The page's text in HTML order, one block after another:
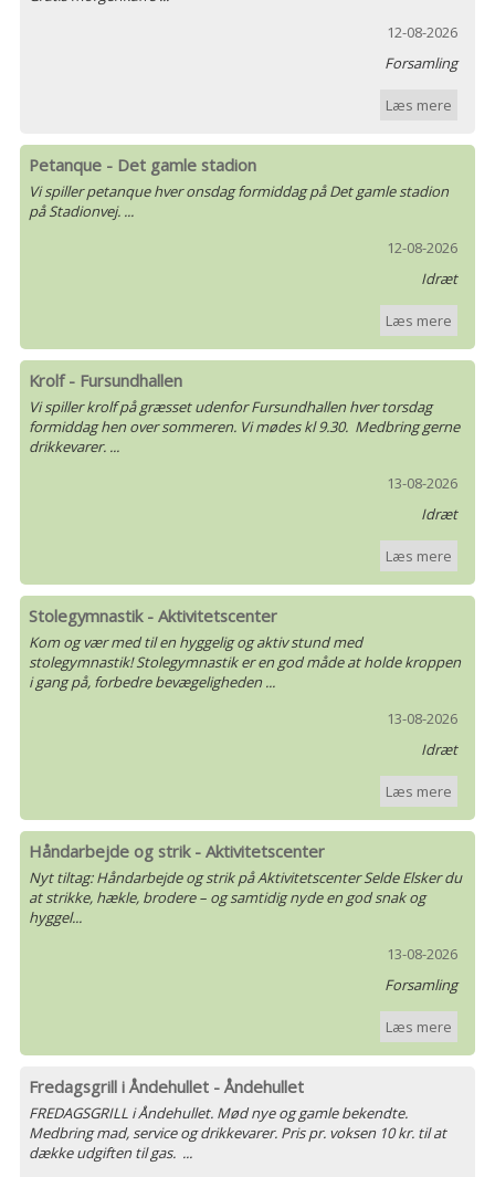
12-08-2026
Forsamling
Læs mere
Petanque - Det gamle stadion
Vi spiller petanque hver onsdag formiddag på Det gamle stadion
på Stadionvej. ...
12-08-2026
Idræt
Læs mere
Krolf - Fursundhallen
Vi spiller krolf på græsset udenfor Fursundhallen hver torsdag
formiddag hen over sommeren. Vi mødes kl 9.30. Medbring gerne
drikkevarer. ...
13-08-2026
Idræt
Læs mere
Stolegymnastik - Aktivitetscenter
Kom og vær med til en hyggelig og aktiv stund med
stolegymnastik! Stolegymnastik er en god måde at holde kroppen
i gang på, forbedre bevægeligheden ...
13-08-2026
Idræt
Læs mere
Håndarbejde og strik - Aktivitetscenter
Nyt tiltag: Håndarbejde og strik på Aktivitetscenter Selde Elsker du
at strikke, hækle, brodere – og samtidig nyde en god snak og
hyggel...
13-08-2026
Forsamling
Læs mere
Fredagsgrill i Åndehullet - Åndehullet
FREDAGSGRILL i Åndehullet. Mød nye og gamle bekendte.
Medbring mad, service og drikkevarer. Pris pr. voksen 10 kr. til at
dække udgiften til gas. ...